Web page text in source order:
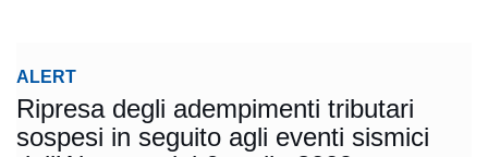
ALERT
Ripresa degli adempimenti tributari
sospesi in seguito agli eventi sismici